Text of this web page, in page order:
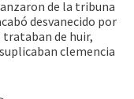
de la tribuna
desvanecido por
trataban de huir,
clemencia